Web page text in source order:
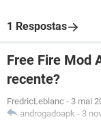
1 Respostas
Free Fire Mod
recente?
FredricLeblanc - 3 mai
androgadoapk - 3